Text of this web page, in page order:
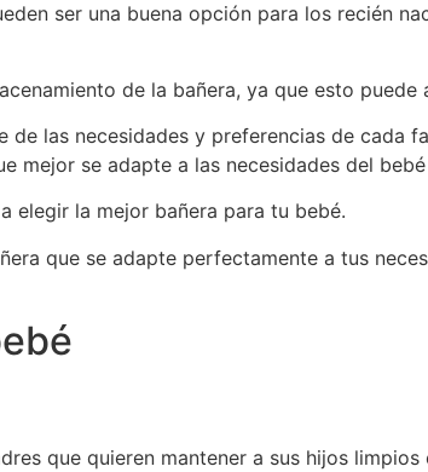
ser una buena opción para los recién
de la bañera, ya que esto
las necesidades y preferencias de cada
mejor se adapte a las necesidades del
elegir la mejor bañera para tu bebé.
que se adapte perfectamente a tus
que quieren mantener a sus hijos limpios